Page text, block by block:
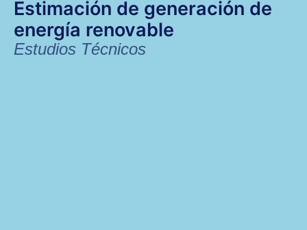
Estimación de generación de
energía renovable
Estudios Técnicos